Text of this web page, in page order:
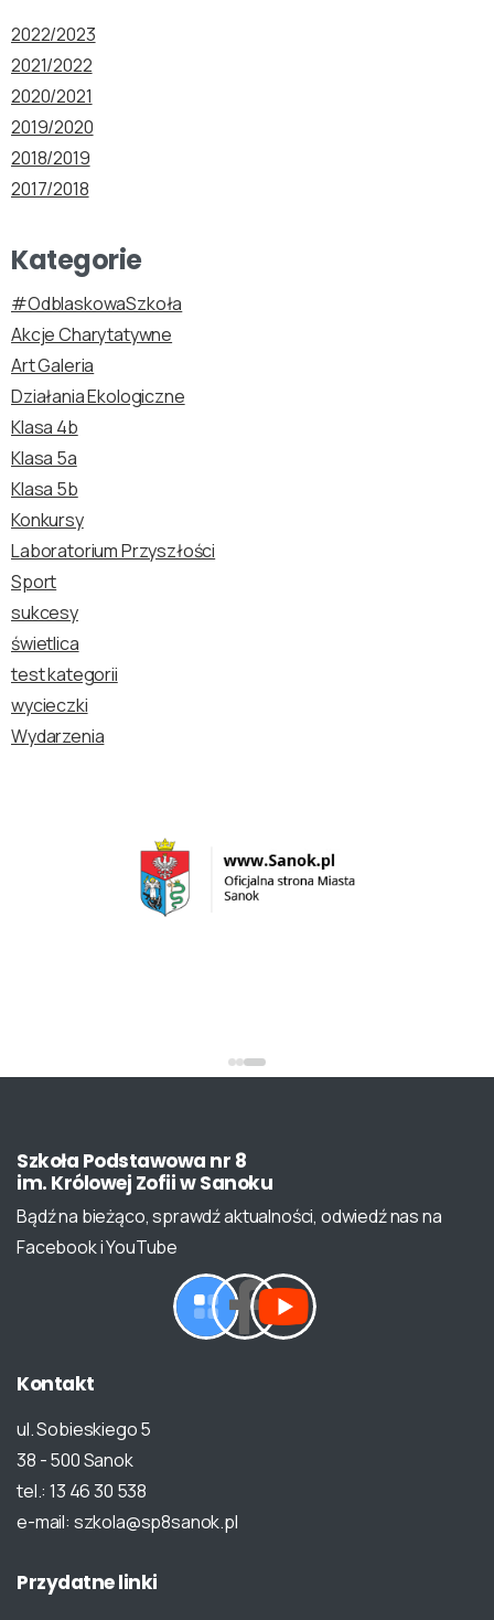
2022/2023
2021/2022
2020/2021
2019/2020
2018/2019
2017/2018
Kategorie
#OdblaskowaSzkoła
Akcje Charytatywne
Art Galeria
Działania Ekologiczne
Klasa 4b
Klasa 5a
Klasa 5b
Konkursy
Laboratorium Przyszłości
Sport
sukcesy
świetlica
test kategorii
wycieczki
Wydarzenia
Szkoła Podstawowa nr 8
im. Królowej ZofiiwSanoku
Bądź na bieżąco, sprawdź aktualności, odwiedź nas na
Facebook i YouTube
Kontakt
ul. Sobieskiego 5
38 - 500 Sanok
tel.: 13 46 30 538
e-mail: szkola@sp8sanok.pl
Przydatnelinki